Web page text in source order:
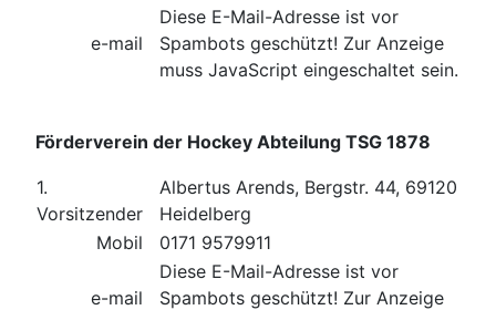
e-mail
Diese E-Mail-Adresse ist vor
Spambots geschützt! Zur Anzeige
muss JavaScript eingeschaltet sein.
Förderverein der Hockey Abteilung TSG 1878
1.
Vorsitzender
Albertus Arends, Bergstr. 44, 69120
Heidelberg
Mobil
0171 9579911
e-mail
Diese E-Mail-Adresse ist vor
Spambots geschützt! Zur Anzeige